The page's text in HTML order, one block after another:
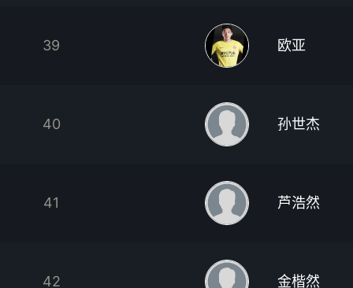
39 欧亚
40 孙世杰
41 芦浩然
42 金楷然